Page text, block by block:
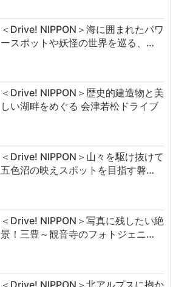
＜Drive! NIPPON＞海に囲まれたパワ
ースポットや妖怪の世界を巡る、…
＜Drive! NIPPON＞歴史的建造物と美
しい湖畔をめぐる 会津若松ドライブ
＜Drive! NIPPON＞山々を駆け抜けて
五色沼の映えスポットを目指す磐…
＜Drive! NIPPON＞写真に残したい絶
景！三豊～観音寺のフォトジェニ…
＜Drive! NIPPON＞北アルプスに抱か